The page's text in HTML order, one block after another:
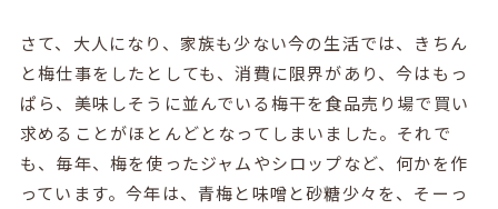
さて、大人になり、家族も少ない今の生活では、きちん
と梅仕事をしたとしても、消費に限界があり、今はもっ
ぱら、美味しそうに並んでいる梅干を食品売り場で買い
求めることがほとんどとなってしまいました。それで
も、毎年、梅を使ったジャムやシロップなど、何かを作
っています。今年は、青梅と味噌と砂糖少々を、そーっ